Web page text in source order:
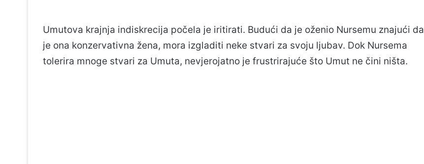
Umutova krajnja indiskrecija počela je iritirati. Budući da je oženio Nursemu znajući da
je ona konzervativna žena, mora izgladiti neke stvari za svoju ljubav. Dok Nursema
tolerira mnoge stvari za Umuta, nevjerojatno je frustrirajuće što Umut ne čini ništa.